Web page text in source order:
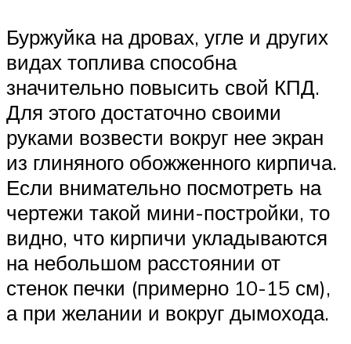
Буржуйка на дровах, угле и других
видах топлива способна
значительно повысить свой КПД.
Для этого достаточно своими
руками возвести вокруг нее экран
из глиняного обожженного кирпича.
Если внимательно посмотреть на
чертежи такой мини-постройки, то
видно, что кирпичи укладываются
на небольшом расстоянии от
стенок печки (примерно 10-15 см),
а при желании и вокруг дымохода.